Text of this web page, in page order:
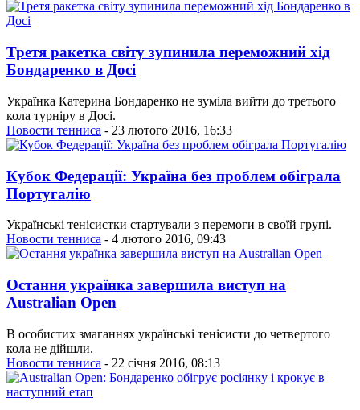
Третя ракетка світу зупинила переможний хід
Бондаренко в Досі
Українка Катерина Бондаренко не зуміла вийти до третього
кола турніру в Досі.
Новости тенниса - 23 лютого 2016, 16:33
Кубок Федерації: Україна без проблем обіграла
Португалію
Українські тенісистки стартували з перемоги в своїй групі.
Новости тенниса - 4 лютого 2016, 09:43
Остання українка завершила виступ на
Australian Open
В особистих змаганнях українські тенісисти до четвертого
кола не дійшли.
Новости тенниса - 22 січня 2016, 08:13